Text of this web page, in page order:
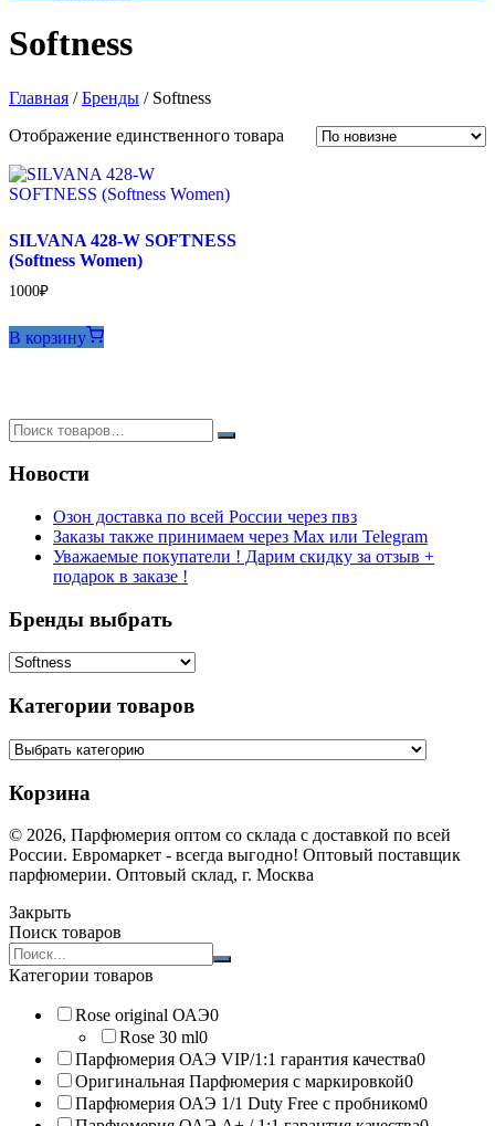
Softness
Главная /Бренды / Softness
Отображение единственного товара
SILVANA 428-W SOFTNESS
(Softness Women)
1000₽
В корзину
Новости
Озон доставка по всей России через пвз
Заказы также принимаем через Max или Telegram
Уважаемые покупатели ! Дарим скидку за отзыв +
подарок в заказе !
Бренды выбрать
Категории товаров
Корзина
© 2026, Парфюмерия оптом со склада с доставкой по всей
России. Евромаркет - всегда выгодно! Оптовый поставщик
парфюмерии. Оптовый склад, г. Москва
Закрыть
Поиск товаров
Search
products:
Категории товаров
Rose original ОАЭ0
Rose 30 ml0
Парфюмерия ОАЭ VIP/1:1 гарантия качества0
Оригинальная Парфюмерия с маркировкой0
Парфюмерия ОАЭ 1/1 Duty Free с пробником0